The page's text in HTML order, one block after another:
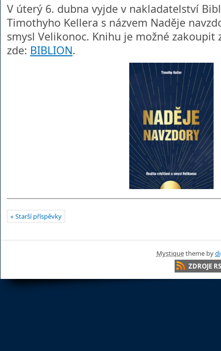
V úterý 6. dubna vyjde v nakladatelství
Timothyho Kellera s názvem Naděje
smysl Velikonoc. Knihu je možné
zde: BIBLION.
« Starší příspěvky
Mystiquetheme by
ZDROJE